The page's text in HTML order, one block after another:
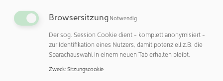
Die im Markt verfügbaren Systeme können im Magazin bis
zu sechs beziehungsweise zwölf Petrischalen fassen – und
damit maximal 24 beziehungsweise 48 Stunden
Magazinwechsel abdecken. Das trifft auch auf den neuen
Browsersitzung Notwendig
Der sog. Session Cookie dient - komplett anonymisiert -
zur Identifikation eines Nutzers, damit potenziell z.B. die
Sparachauswahl in einem neuen Tab erhalten bleibt.
Zweck: Sitzungscookie